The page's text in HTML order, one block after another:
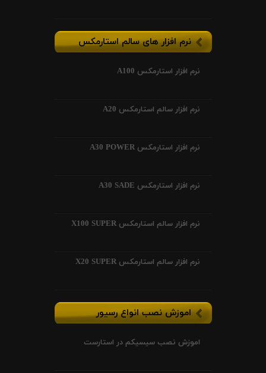
نرم افزار های سالم استارمکس
نرم افزار استارمکس A100
نرم افزار سالم استارمکس A20
نرم افزار استارمکس A30 POWER
نرم افزار استارمکس A30 SADE
نرم افزار سالم استارمکس X100 SUPER
نرم افزار سالم استارمکس X20 SUPER
اموزش نصب انواع رسیور
اموزش نصب سیسیکم در استارست